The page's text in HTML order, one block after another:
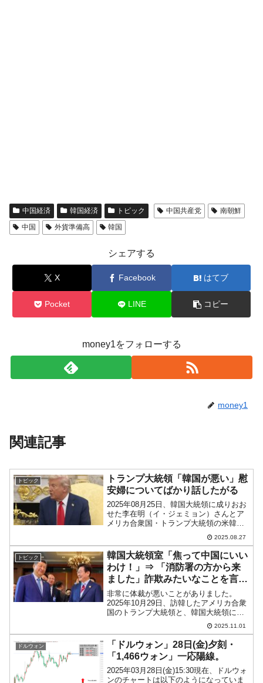
中国経済 韓国経済 トピック 中国共産党
南朝鮮
中国
外貨準備高 韓国
シェアする
X Facebook はてブ
Pocket LINE コピー
money1をフォローする
money1
関連記事
トピック
トランプ大統領「韓国が悪い」慰
安婦についてばかり話したがる
2025年08月25日、韓国大統領に成りおお
せた李在明（イ・ジェミョン）さんとア
メリカ合衆国・トランプ大統領の米韓首
脳会談が行われました。非公開の会談が
行われる前に、公開で記者からの質問に
答える場が設けられました。この中に
「李大統領はこの会...
2025.08.27
トピック
韓国大統領室「焦って中国にいい
わけ！」⇒ 「消防署の方から来
ました」詐欺みたいなことを言っ
てしまう。
非常に体裁が悪いことがありました。
2025年10月29日、訪韓したアメリカ合衆
国のトランプ大統領と、韓国大統領に成
りおおせた李在明（イ・ジェミョン）さ
んと間で日米首脳会談を開催されまし
た。↑冒頭発言で李在明（イ・ジェミョ
ン）さんは「核燃料を...
2025.11.01
ドルウォン
「ドルウォン」28日(金)夕刻・
「1,466ウォン」一応陽線。
2025年03月28日(金)15:30現在、ドルウォ
ンのチャートは以下のようになっていま